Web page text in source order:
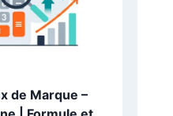
en Croix en